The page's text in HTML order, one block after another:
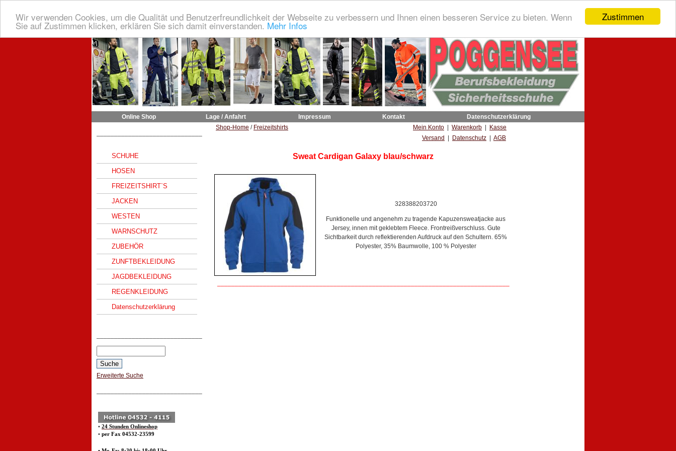
Zustimmen
Wir verwenden Cookies, um die Qualität und Benutzerfreundlichkeit der Webseite zu verbessern und Ihnen einen besseren Service zu bieten. Wenn
Sie auf Zustimmen klicken, erklären Sie sich damit einverstanden. Mehr Infos
Online Shop Lage / Anfahrt Impressum Kontakt Datenschutzerklärung
SCHUHE
HOSEN
FREIZEITSHIRT`S
JACKEN
WESTEN
WARNSCHUTZ
ZUBEHÖR
ZUNFTBEKLEIDUNG
JAGDBEKLEIDUNG
REGENKLEIDUNG
Datenschutzerklärung
Erweiterte Suche
• 24 Stunden Onlineshop
• per Fax 04532-23599
Shop-Home / Freizeitshirts Mein Konto Warenkorb
Kasse
Versand
Datenschutz AGB
Sweat Cardigan Galaxy blau/schwarz
328388203720
Funktionelle und angenehm zu tragende Kapuzensweatjacke aus
Jersey, innen mit geklebtem Fleece. Frontreißverschluss. Gute
Sichtbarkeit durch reflektierenden Aufdruck auf den Schultern. 65%
Polyester, 35% Baumwolle, 100 % Polyester